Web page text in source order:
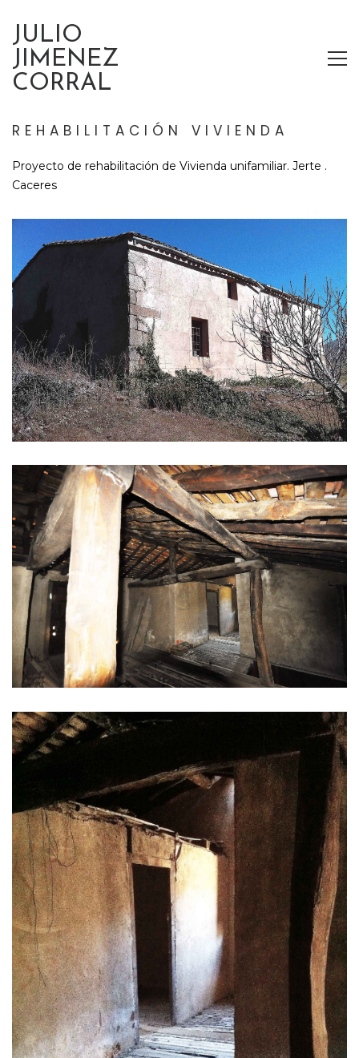
JULIO
JIMENEZ
CORRAL
REHABILITACIÓN VIVIENDA
Proyecto de rehabilitación de Vivienda unifamiliar. Jerte .
Caceres